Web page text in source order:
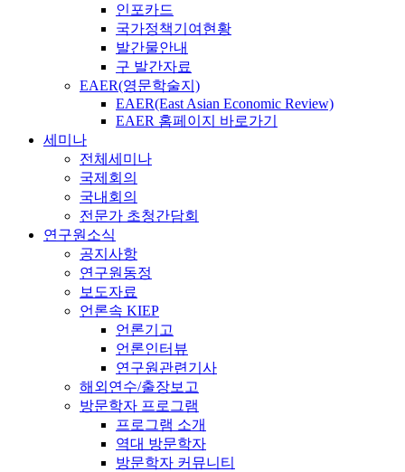
인포카드
국가정책기여현황
발간물안내
구 발간자료
EAER(영문학술지)
EAER(East Asian Economic Review)
EAER 홈페이지 바로가기
세미나
전체세미나
국제회의
국내회의
전문가 초청간담회
연구원소식
공지사항
연구원동정
보도자료
언론속 KIEP
언론기고
언론인터뷰
연구원관련기사
해외연수/출장보고
방문학자 프로그램
프로그램 소개
역대 방문학자
방문학자 커뮤니티